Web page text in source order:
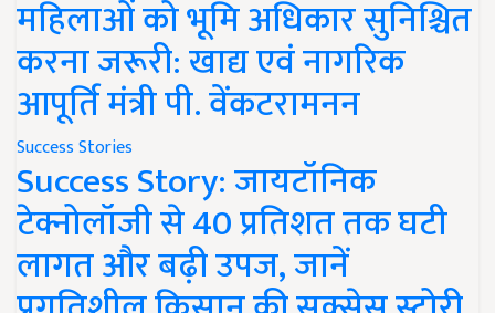
महिलाओं को भूमि अधिकार सुनिश्चित
करना जरूरी: खाद्य एवं नागरिक
आपूर्ति मंत्री पी. वेंकटरामनन
Success Stories
Success Story: जायटॉनिक
टेक्नोलॉजी से 40 प्रतिशत तक घटी
लागत और बढ़ी उपज, जानें